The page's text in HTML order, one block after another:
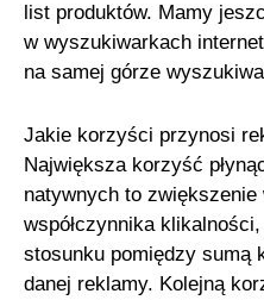
list produktów. Mamy
w wyszukiwarkach
na samej górze
Jakie korzyści przynosi
Największa korzyść
natywnych to zwiększenie
współczynnika
stosunku pomiędzy sumą
danej reklamy. Kolejną